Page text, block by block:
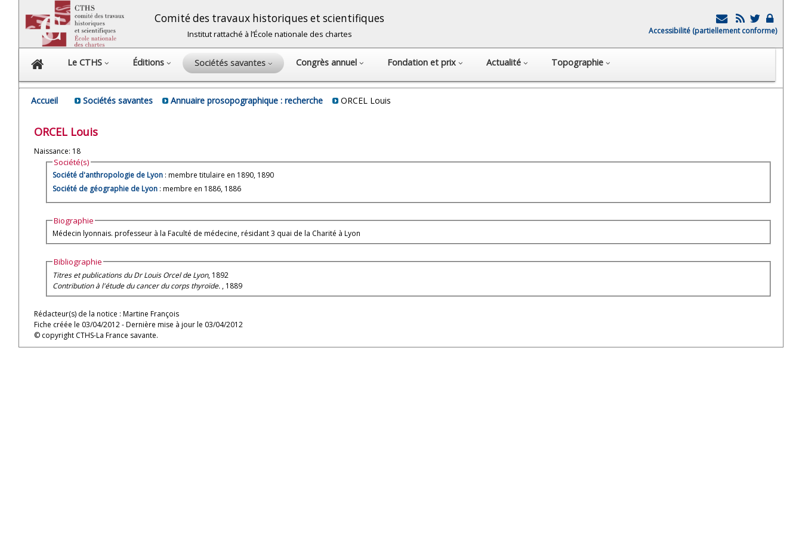
Comité des travaux historiques et scientifiques
Institut rattaché à l’École nationale des chartes Accessibilité (partiellement conforme)
Le CTHS Éditions Sociétés savantes Congrès annuel Fondation et prix Actualité Topographie
Accueil Sociétés savantes Annuaire prosopographique : recherche ORCEL Louis
ORCEL Louis
Naissance: 18
Société(s)
Société d'anthropologie de Lyon : membre titulaire en 1890, 1890
Société de géographie de Lyon : membre en 1886, 1886
Biographie
Médecin lyonnais. professeur à la Faculté de médecine, résidant 3 quai de la Charité à Lyon
Bibliographie
Titres et publications du Dr Louis Orcel de Lyon, 1892
Contribution à l'étude du cancer du corps thyroïde. , 1889
Rédacteur(s) de la notice : Martine François
Fiche créée le 03/04/2012 - Dernière mise à jour le 03/04/2012
© copyright CTHS-La France savante.